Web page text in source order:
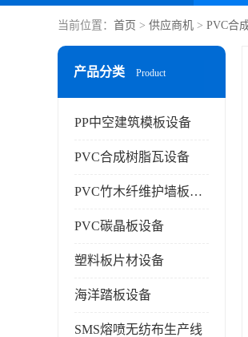
当前位置： 首页 > 供应商机 > PVC合
产品分类 Product
PP中空建筑模板设备
PVC合成树脂瓦设备
PVC竹木纤维护墙板设备
PVC碳晶板设备
塑料板片材设备
海洋踏板设备
SMS熔喷无纺布生产线